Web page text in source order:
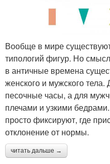
Вообще в мире
типологий фигур. Но
в античные времена
женского и мужского
песочные часы, а для
плечами и узкими
просто фиксируют, где
отклонение от нормы.
читать дальше →